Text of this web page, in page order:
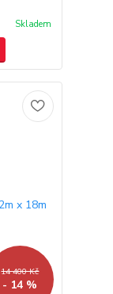
Skladem
14 400 Kč
- 14 %